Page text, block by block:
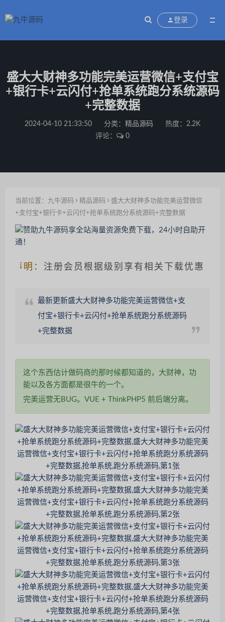
登录
盛大大财神多功能完美运营微信+支付宝
+银行卡+云闪付+抢单系统跑分系统源码
+完整数据
2024-04-10 21:33:50 分类： 精品源码
热度：2.2K
评论：
0
当前位置： 九牛源码 精品源码
盛大大财神多功能完美运营微信
+支付宝+银行卡+云闪付+抢单系统跑分系统源码+完整数据
注册会员根据级别享有相关下载优惠，请仔
最新更新盛大大财神多功能完美运营微信+支
付宝+银行卡+云闪付+抢单系统跑分系统源码
+完整数据
这个东西估计做码商的那时候都知道的，大财神，功
能以及各方面都是很牛的一个。
完美运营无BUG。VUE + ThinkPHP5 前后端分离。